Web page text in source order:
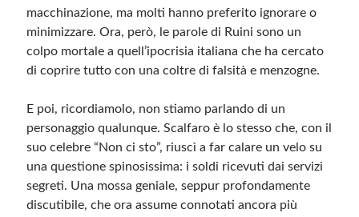
macchinazione, ma molti hanno preferito ignorare o
minimizzare. Ora, però, le parole di Ruini sono un
colpo mortale a quell’ipocrisia italiana che ha cercato
di coprire tutto con una coltre di falsità e menzogne.
E poi, ricordiamolo, non stiamo parlando di un
personaggio qualunque. Scalfaro è lo stesso che, con il
suo celebre “Non ci sto”, riuscì a far calare un velo su
una questione spinosissima: i soldi ricevuti dai servizi
segreti. Una mossa geniale, seppur profondamente
discutibile, che ora assume connotati ancora più